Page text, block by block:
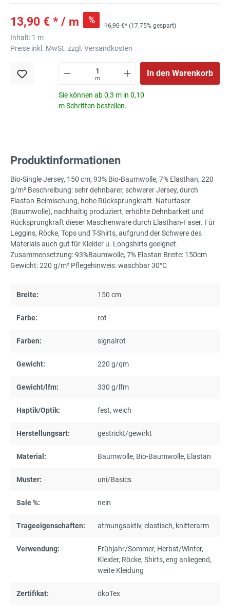
13,90 € * / m %
16,90 €* (17.75% gespart)
Inhalt: 1 m
Preise inkl. MwSt. zzgl. Versandkosten
m
In den Warenkorb
Sie können ab 0,3 m in 0,10
m Schritten bestellen.
Produktinformationen
Bio-Single Jersey, 150 cm; 93% Bio-Baumwolle, 7% Elasthan, 220
g/m² Beschreibung: sehr dehnbarer, schwerer Jersey, durch
Elastan-Beimischung, hohe Rücksprungkraft. Naturfaser
(Baumwolle), nachhaltig produziert, erhöhte Dehnbarkeit und
Rücksprungkraft dieser Maschenware durch Elasthan-Faser. Für
Leggins, Röcke, Tops und T-Shirts, aufgrund der Schwere des
Materials auch gut für Kleider u. Longshirts geeignet.
Zusammensetzung: 93%Baumwolle, 7% Elastan Breite: 150cm
Gewicht: 220 g/m² Pflegehinweis: waschbar 30°C
Breite: 150 cm
Farbe: rot
Farben: signalrot
Gewicht: 220 g/qm
Gewicht/lfm: 330 g/lfm
Haptik/Optik: fest, weich
Herstellungsart: gestrickt/gewirkt
Material: Baumwolle, Bio-Baumwolle, Elastan
Muster: uni/Basics
Sale %: nein
Trageeigenschaften: atmungsaktiv, elastisch, knitterarm
Verwendung: Frühjahr/Sommer, Herbst/Winter,
Kleider, Röcke, Shirts, eng anliegend,
weite Kleidung
Zertifikat: ökoTex